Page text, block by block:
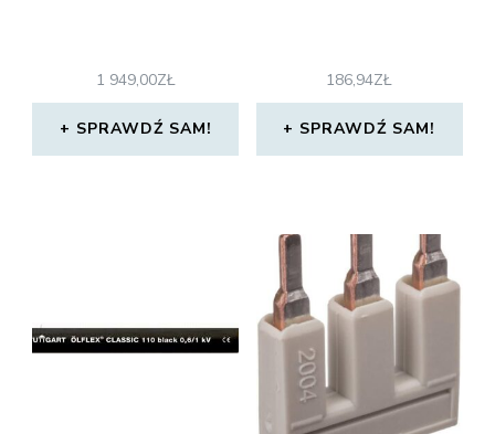
1 949,00ZŁ
SPRAWDŹ SAM!
186,94ZŁ
SPRAWDŹ SAM!